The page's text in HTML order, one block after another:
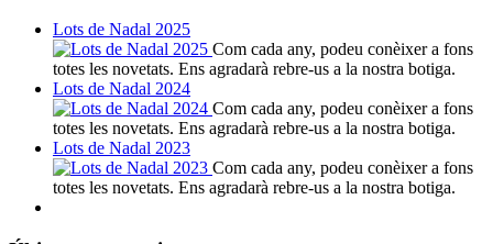
Lots de Nadal 2025
Com cada any, podeu conèixer a fons
totes les novetats. Ens agradarà rebre-us a la nostra botiga.
Lots de Nadal 2024
Com cada any, podeu conèixer a fons
totes les novetats. Ens agradarà rebre-us a la nostra botiga.
Lots de Nadal 2023
Com cada any, podeu conèixer a fons
totes les novetats. Ens agradarà rebre-us a la nostra botiga.